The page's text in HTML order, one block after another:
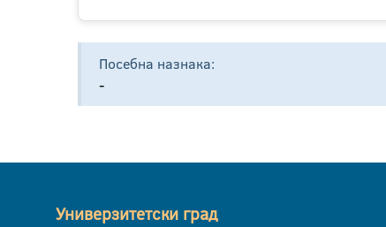
Посебна назнака:
-
Универзитетски град